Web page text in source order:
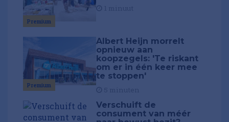
Premium
Premium
Albert Heijn morrelt
opnieuw aan
koopzegels: 'Te riskant
om er in één keer mee
te stoppen'
Verschuift de
consument van méér